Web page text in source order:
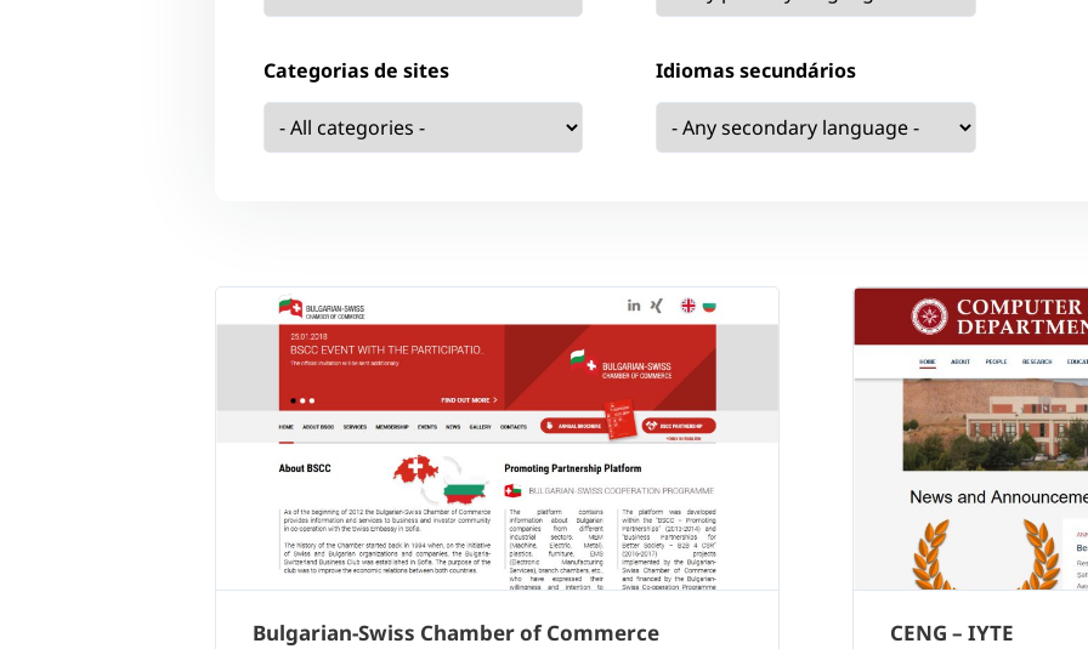
Categorias de sites Idiomas secundários
Bulgarian-Swiss Chamber of Commerce CENG – IYTE